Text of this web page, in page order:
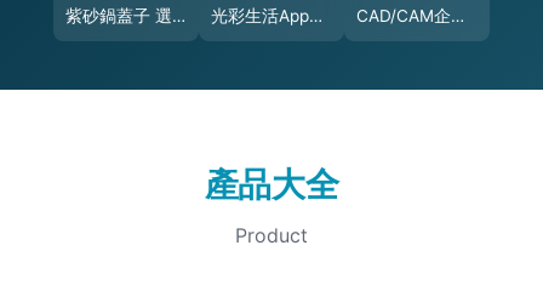
紫砂鍋蓋子 選購指南與保健電器的核心配件 光彩生活App免費下載 安卓最新版v1.0.8，賦能保健電器新體驗 CAD/CAM企業服務哪家好？保健電器配件外包選擇指南
產品大全
Product